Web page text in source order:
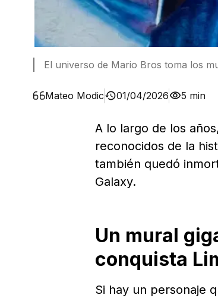
El universo de Mario Bros toma los
Mateo Modic 01/04/2026 5 min
A lo largo de los años,
reconocidos de la
también quedó
Galaxy.
Un mural
conquista
Si hay un personaje